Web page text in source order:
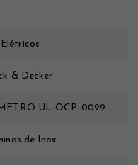
Elétricos
& Decker
UL-OCP-0029
de Inox